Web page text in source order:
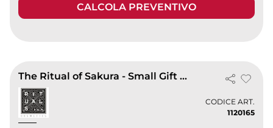
CALCOLA PREVENTIVO
The Ritual of Sakura - Small Gift Set 2025
CODICE ART.
1120165